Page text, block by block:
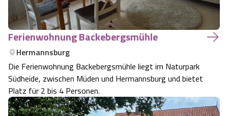
Ferienwohnung Backebergsmühle
Hermannsburg
Die Ferienwohnung Backebergsmühle liegt im Naturpark
Südheide, zwischen Müden und Hermannsburg und bietet
Platz für 2 bis 4 Personen.